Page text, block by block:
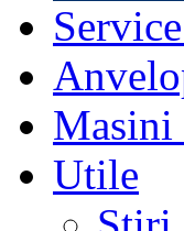
Masini
Utile